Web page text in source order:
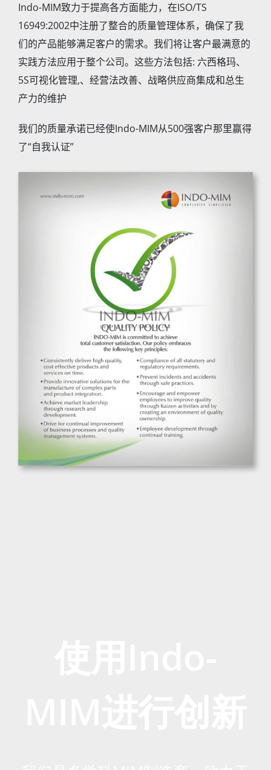
Indo-MIM致力于提高各方面能力，在ISO/TS
16949:2002中注册了整合的质量管理体系，确保了我
们的产品能够满足客户的需求。我们将让客户最满意的
实践方法应用于整个公司。这些方法包括: 六西格玛、
5S可视化管理,、经营法改善、战略供应商集成和总生
产力的维护
我们的质量承诺已经使Indo-MIM从500强客户那里赢得
了“自我认证”